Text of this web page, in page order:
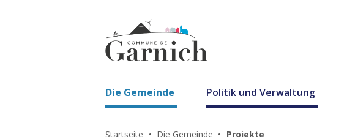
Die Gemeinde Politik und Verwaltung
Startseite Die Gemeinde Projekte